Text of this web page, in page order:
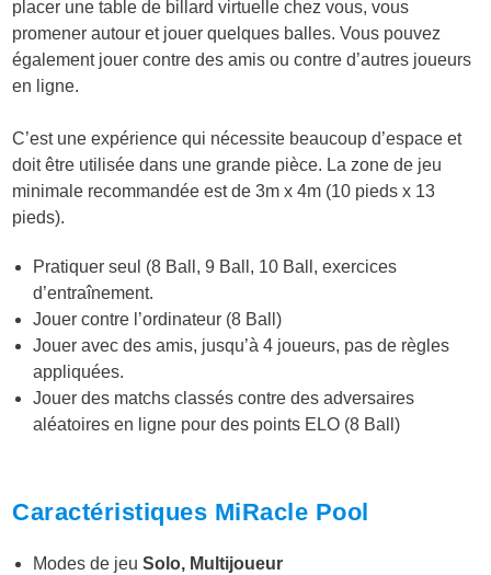
placer une table de billard virtuelle chez vous, vous
promener autour et jouer quelques balles. Vous pouvez
également jouer contre des amis ou contre d’autres joueurs
en ligne.
C’est une expérience qui nécessite beaucoup d’espace et
doit être utilisée dans une grande pièce. La zone de jeu
minimale recommandée est de 3m x 4m (10 pieds x 13
pieds).
Pratiquer seul (8 Ball, 9 Ball, 10 Ball, exercices
d’entraînement.
Jouer contre l’ordinateur (8 Ball)
Jouer avec des amis, jusqu’à 4 joueurs, pas de règles
appliquées.
Jouer des matchs classés contre des adversaires
aléatoires en ligne pour des points ELO (8 Ball)
Caractéristiques MiRacle Pool
Modes de jeuSolo, Multijoueur